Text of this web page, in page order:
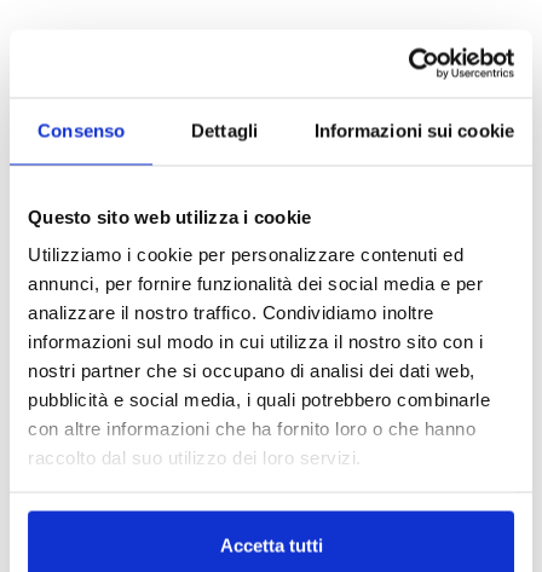
Consenso Dettagli Informazioni sui cookie
Questo sito web utilizza i cookie
Utilizziamo i cookie per personalizzare contenuti ed
annunci, per fornire funzionalità dei social media e per
analizzare il nostro traffico. Condividiamo inoltre
informazioni sul modo in cui utilizza il nostro sito con i
nostri partner che si occupano di analisi dei dati web,
pubblicità e social media, i quali potrebbero combinarle
con altre informazioni che ha fornito loro o che hanno
raccolto dal suo utilizzo dei loro servizi.
Accetta tutti
TUSCANY I.G.T.
THE ICON OF
SUPERTUSCANS SINCE
1982
DISCOVER